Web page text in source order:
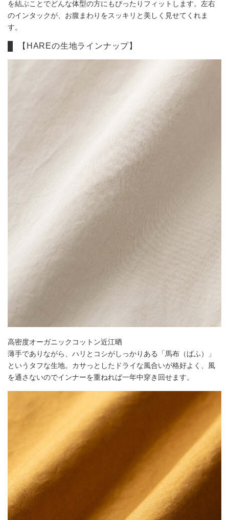
を結ぶことでどんな体型の方にもぴったりフィットします。左右
のインタックが、お腹まわりをスッキリと美しく見せてくれま
す。
【HAREの生地ラインナップ】
高密度オーガニックコットン近江晒
薄手でありながら、ハリとコシがしっかりある「馬布（ばふ）」
というタフな生地。カサっとしたドライな風合いが格好よく、風
を通さないのでインナーを重ねれば一年中穿き回せます。